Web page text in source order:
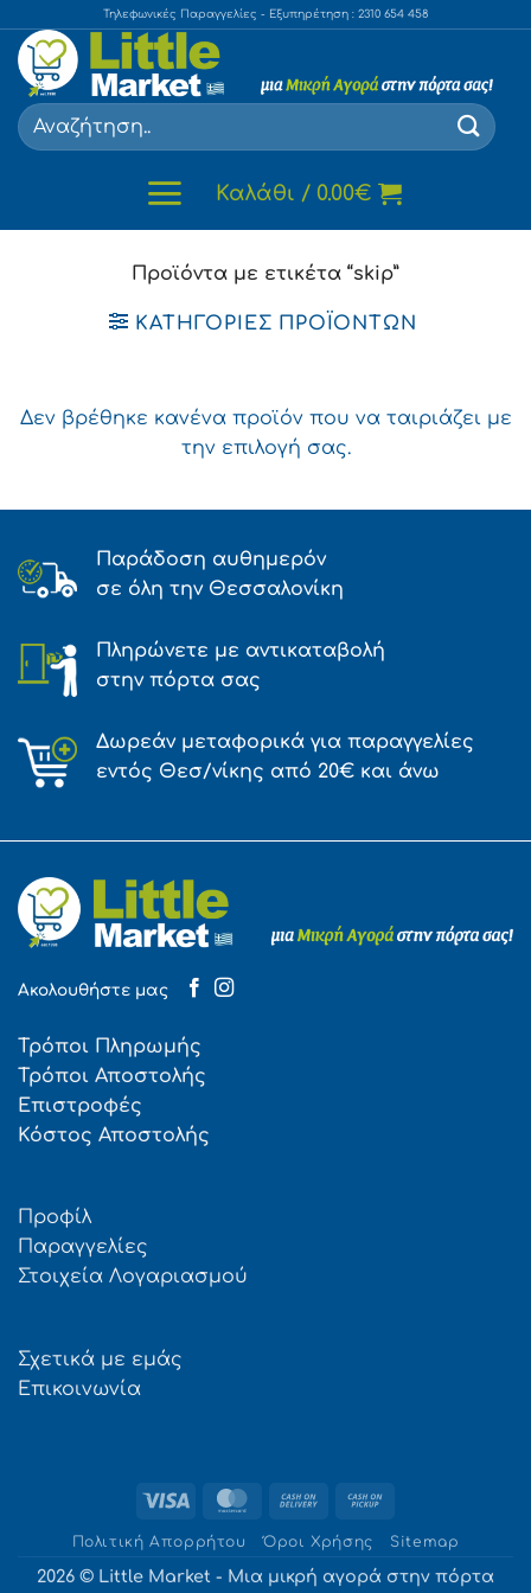
content
Τηλεφωνικές Παραγγελίες - Εξυπηρέτηση : 2310 654 458
Αναζήτηση
για:
Καλάθι / 0.00€
Προϊόντα με ετικέτα “skip”
ΚΑΤΗΓΟΡΊΕΣ ΠΡΟΪΌΝΤΩΝ
Δεν βρέθηκε κανένα προϊόν που να ταιριάζει με
την επιλογή σας.
Παράδοση αυθημερόν
σε όλη την Θεσσαλονίκη
Πληρώνετε με αντικαταβολή
στην πόρτα σας
Δωρεάν μεταφορικά για παραγγελίες
εντός Θεσ/νίκης από 20€ και άνω
Ακολουθήστε μας
Τρόποι Πληρωμής
Τρόποι Αποστολής
Επιστροφές
Κόστος Αποστολής
Προφίλ
Παραγγελίες
Στοιχεία Λογαριασμού
Σχετικά με εμάς
Επικοινωνία
Visa MasterCard
Cash
DeliveryPickup
Πολιτική Απορρήτου Όροι Χρήσης Sitemap
2026 © Little Market - Μια μικρή αγορά στην πόρτα